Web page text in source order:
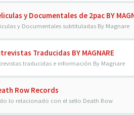
y Documentales de 2pac BY
y Documentales subtituladas By Magnare
Traducidas BY MAGNARE
traducidas e información By Magnare
Row Records
lo relacionado con el sello Death Row